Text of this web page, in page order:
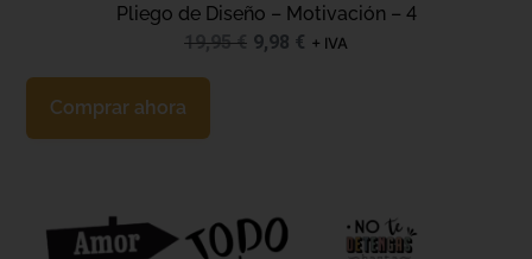
Pliego de Diseño – Motivación – 4
19,95€ 9,98 € + IVA
Comprar ahora